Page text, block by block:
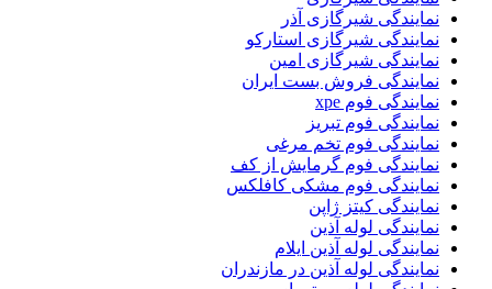
نمایندگی شیرگازی آذر
نمایندگی شیرگازی استارکو
نمایندگی شیرگازی امین
نمایندگی فروش بست ایران
نمایندگی فوم xpe
نمایندگی فوم تبریز
نمایندگی فوم تخم مرغی
نمایندگی فوم گرمایش از کف
نمایندگی فوم مشکی کافلکس
نمایندگی کیتز ژاپن
نمایندگی لوله آذین
نمایندگی لوله آذین ایلام
نمایندگی لوله آذین در مازندران